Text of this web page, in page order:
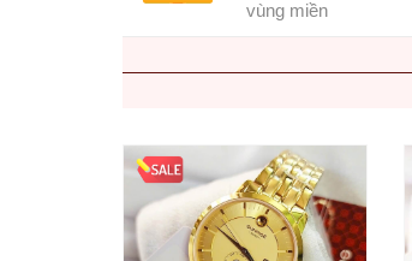
Khác
Đồng
Hồ
Và
Vòng
Tay
vùng miền